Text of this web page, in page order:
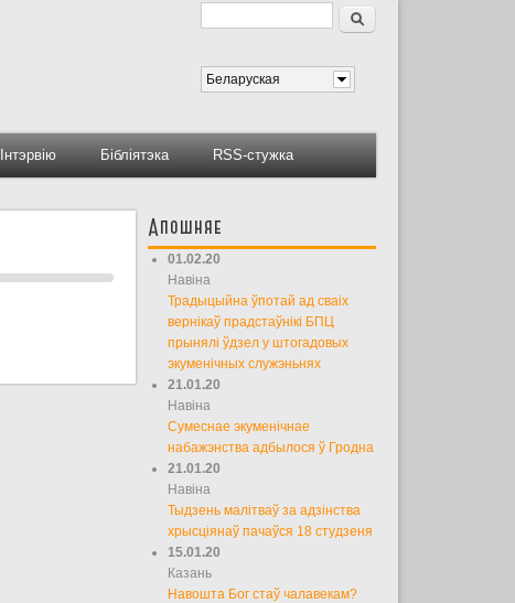
Форма пошуку
Пошук
Беларуская
Інтэрвію Бібліятэка RSS-стужка
Апошняе
01.02.20
Навіна
Традыцыйна ўпотай ад сваіх
вернікаў прадстаўнікі БПЦ
прынялі ўдзел у штогадовых
экуменічных служэньнях
21.01.20
Навіна
Сумеснае экуменічнае
набажэнства адбылося ў Гродна
21.01.20
Навіна
Тыдзень малітваў за адзінства
хрысціянаў пачаўся 18 студзеня
15.01.20
Казань
Навошта Бог стаў чалавекам?